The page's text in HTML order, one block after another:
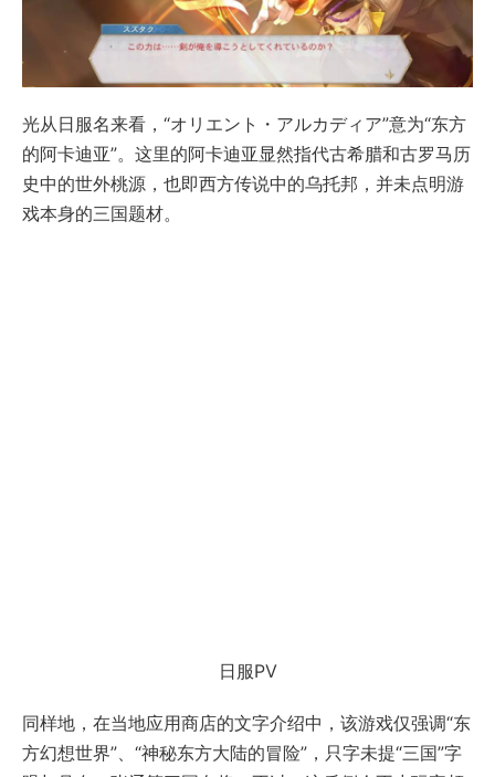
光从日服名来看，“オリエント・アルカディア”意为“东方
的阿卡迪亚”。这里的阿卡迪亚显然指代古希腊和古罗马历
史中的世外桃源，也即西方传说中的乌托邦，并未点明游
戏本身的三国题材。
日服PV
同样地，在当地应用商店的文字介绍中，该游戏仅强调“东
方幻想世界”、“神秘东方大陆的冒险”，只字未提“三国”字